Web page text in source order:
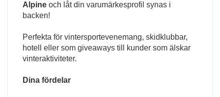
Alpine och låt din varumärkesprofil synas i
backen!
Perfekta för vintersportevenemang, skidklubbar,
hotell eller som giveaways till kunder som älskar
vinteraktiviteter.
Dina fördelar